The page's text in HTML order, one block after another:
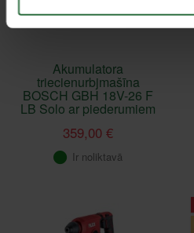
Akumulatora
triecienurbjmašīna
BOSCH GBH 18V-26 F
LB Solo ar piederumiem
359,00 €
Ir noliktavā